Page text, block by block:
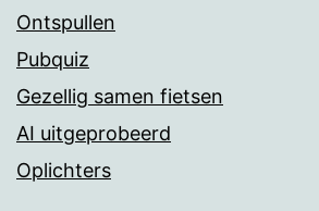
Ontspullen
Pubquiz
Gezellig samen fietsen
AI uitgeprobeerd
Oplichters